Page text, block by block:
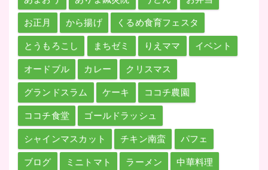
お正月 から揚げ くるめ食育フェスタ
とうもろこし まちゼミ りえママ イベント
オードブル カレー クリスマス
グランドスラム ケーキ ココチ農園
ココチ食堂 ゴールドラッシュ
シャインマスカット チキン南蛮 パフェ
ブログ ミニトマト ラーメン 中華料理